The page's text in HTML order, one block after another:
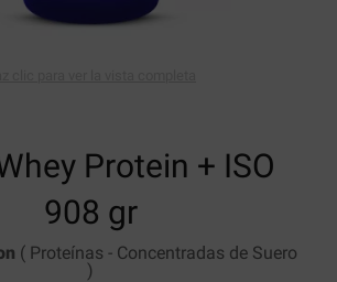
Protein + ISO
908 gr
( Proteínas - Concentradas de Suero
)